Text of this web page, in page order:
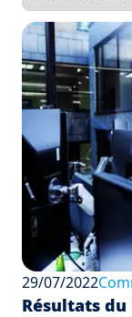
29/07/2022
Résultats